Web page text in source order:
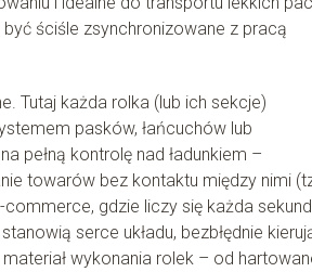
ściśle zsynchronizowane z pracą
Tutaj każda rolka (lub ich sekcje)
pasków, łańcuchów lub
pełną kontrolę nad ładunkiem –
towarów bez kontaktu między nimi
gdzie liczy się każda
serce układu, bezbłędnie
wykonania rolek – od